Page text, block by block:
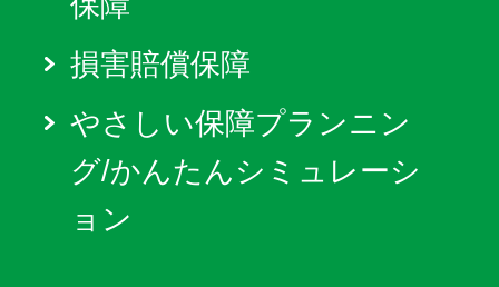
損害賠償保障
やさしい保障プランニン
グ/かんたんシミュレーシ
ョン